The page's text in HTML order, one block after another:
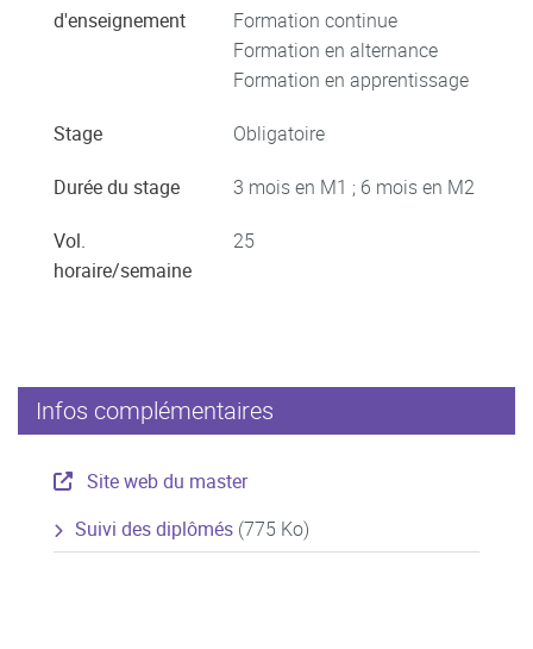
d'enseignement
Formation continue
Formation en alternance
Formation en apprentissage
Stage Obligatoire
Durée du stage 3 mois en M1 ; 6 mois en M2
Vol.
horaire/semaine
25
Infos complémentaires
Site web du master
Suivi des diplômés (775 Ko)